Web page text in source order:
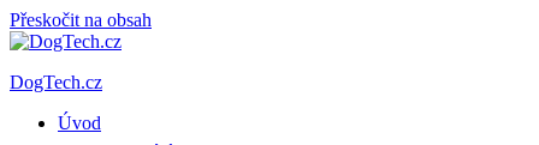
Přeskočit na obsah
DogTech.cz
Úvod